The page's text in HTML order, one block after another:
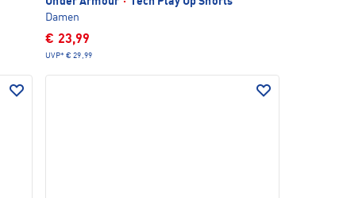
Damen
€ 23,99
UVP* € 29,99